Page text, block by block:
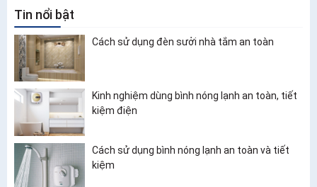
Tin nổi bật
Cách sử dụng đèn sưởi nhà tắm an toàn
Kinh nghiệm dùng bình nóng lạnh an toàn, tiết
kiệm điện
Cách sử dụng bình nóng lạnh an toàn và tiết
kiệm